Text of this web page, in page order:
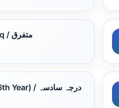
Mutafarriq / متفرق
Sadesa (6th Year) / درجہ سادسہ